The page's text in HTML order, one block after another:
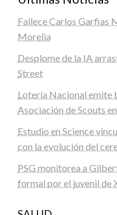
Fallece Carlos Garfias
Morelia
Desplome de la IA
Street
Lotería Nacional emite
Asociación de Scouts
Estudio en Science
con la evolución del
PSG monitorea a
formal por el juvenil de